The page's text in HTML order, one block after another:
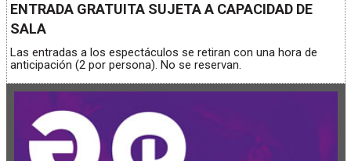
ENTRADA GRATUITA SUJETA A CAPACIDAD DE
SALA
Las entradas a los espectáculos se retiran con una hora de
anticipación (2 por persona). No se reservan.